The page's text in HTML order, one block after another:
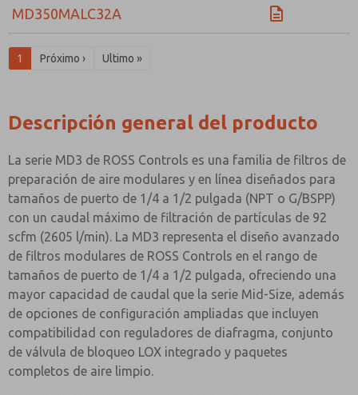
MD350MALC32A
1 Próximo › Ultimo »
Descripción general del producto
La serie MD3 de ROSS Controls es una familia de filtros de
preparación de aire modulares y en línea diseñados para
tamaños de puerto de 1/4 a 1/2 pulgada (NPT o G/BSPP)
con un caudal máximo de filtración de partículas de 92
scfm (2605 l/min). La MD3 representa el diseño avanzado
de filtros modulares de ROSS Controls en el rango de
tamaños de puerto de 1/4 a 1/2 pulgada, ofreciendo una
mayor capacidad de caudal que la serie Mid-Size, además
de opciones de configuración ampliadas que incluyen
compatibilidad con reguladores de diafragma, conjunto
de válvula de bloqueo LOX integrado y paquetes
completos de aire limpio.